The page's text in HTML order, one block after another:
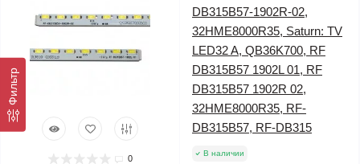
Фильтр
0
DB315B57-1902R-02,
32HME8000R35, Saturn: TV
LED32 A, QB36K700, RF
DB315B57 1902L 01, RF
DB315B57 1902R 02,
32HME8000R35, RF-
DB315B57, RF-DB315
В наличии